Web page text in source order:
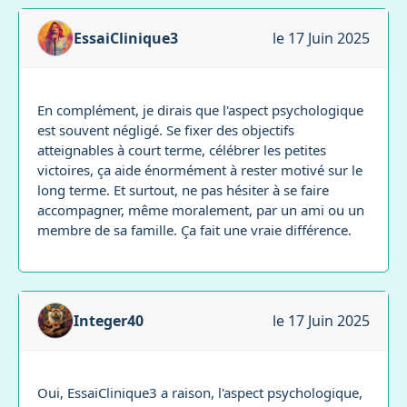
EssaiClinique3 le 17 Juin 2025
En complément, je dirais que l'aspect psychologique
est souvent négligé. Se fixer des objectifs
atteignables à court terme, célébrer les petites
victoires, ça aide énormément à rester motivé sur le
long terme. Et surtout, ne pas hésiter à se faire
accompagner, même moralement, par un ami ou un
membre de sa famille. Ça fait une vraie différence.
Integer40 le 17 Juin 2025
Oui, EssaiClinique3 a raison, l'aspect psychologique,